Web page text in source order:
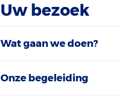
Uw bezoek
Wat gaan we doen?
Onze begeleiding